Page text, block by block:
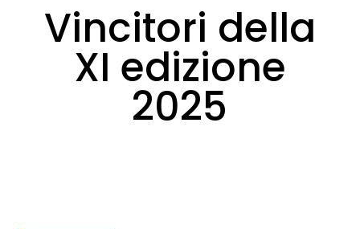
Vincitori della
XI edizione
2025